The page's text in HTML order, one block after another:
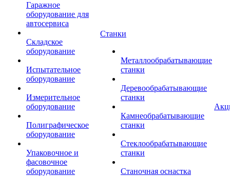
Гаражное
оборудование для
автосервиса
Складское
оборудование
Испытательное
оборудование
Измерительное
оборудование
Полиграфическое
оборудование
Упаковочное и
фасовочное
оборудование
Станки
Металлообрабатывающие
станки
Деревообрабатывающие
станки
Камнеобрабатывающие
станки
Стеклообрабатывающие
станки
Станочная оснастка